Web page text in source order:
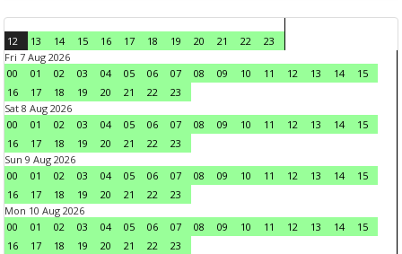
12 13 14 15 16 17 18 19 20 21 22
23
Fri 7 Aug 2026
00
01 02 03 04 05 06 07 08 09 10 11 12 13 14
15
16
17 18 19 20 21 22
23
Sat 8 Aug 2026
00
01 02 03 04 05 06 07 08 09 10 11 12 13 14
15
16
17 18 19 20 21 22
23
Sun 9 Aug 2026
00
01 02 03 04 05 06 07 08 09 10 11 12 13 14
15
16
17 18 19 20 21 22
23
Mon 10 Aug 2026
00
01 02 03 04 05 06 07 08 09 10 11 12 13 14
15
16
17 18 19 20 21 22
23